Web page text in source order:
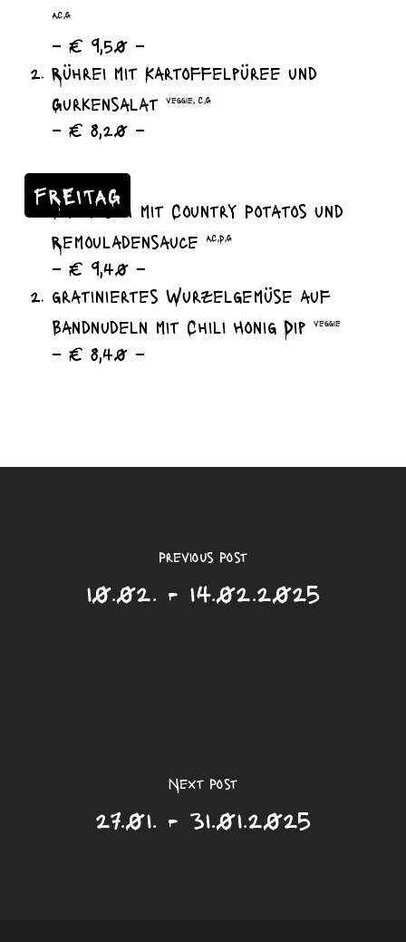
A,C,G
– € 9,50 –
Rührei mit Kartoffelpüree und
Gurkensalat
veggie, C,G
– € 8,20 –
FREITAG
Backfisch mit Country Potatos und
Remouladensauce
A,C,D,G
– € 9,40 –
gratiniertes Wurzelgemüse auf
Bandnudeln mit Chili Honig Dip
veggie
– € 8,40 –
Previous Post
10.02. - 14.02.2025
Next Post
27.01. - 31.01.2025